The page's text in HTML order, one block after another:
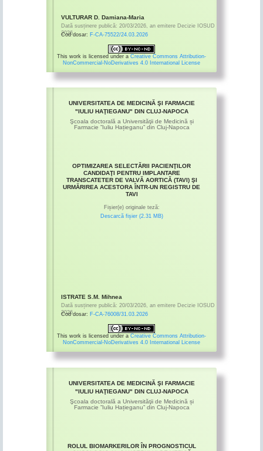
VULTURAR D. Damiana-Maria
Dată susținere publică: 20/03/2026 an emitere Decizie IOSUD
2026
Cod dosar: F-CA-75522/24.03.2026
This work is licensed under a Creative Commons Attribution-
NonCommercial-NoDerivatives 4.0 International License
UNIVERSITATEA DE MEDICINĂ ŞI FARMACIE
"IULIU HAŢIEGANU" DIN CLUJ-NAPOCA
Şcoala doctorală a Universităţii de Medicină și
Farmacie ”Iuliu Hațieganu” din Cluj-Napoca
OPTIMIZAREA SELECTĂRII PACIENŢILOR
CANDIDAŢI PENTRU IMPLANTARE
TRANSCATETER DE VALVĂ AORTICĂ (TAVI) ŞI
URMĂRIREA ACESTORA ÎNTR-UN REGISTRU DE
TAVI
Fișier(e) originale teză:
Descarcă fișier (2.31 MB)
ISTRATE S.M. Mihnea
Dată susținere publică: 20/03/2026, an emitere Decizie IOSUD
2026
Cod dosar: F-CA-76008/31.03.2026
This work is licensed under a Creative Commons Attribution-
NonCommercial-NoDerivatives 4.0 International License
UNIVERSITATEA DE MEDICINĂ ŞI FARMACIE
"IULIU HAŢIEGANU" DIN CLUJ-NAPOCA
Şcoala doctorală a Universităţii de Medicină și
Farmacie ”Iuliu Hațieganu” din Cluj-Napoca
ROLUL BIOMARKERILOR ÎN PROGNOSTICUL